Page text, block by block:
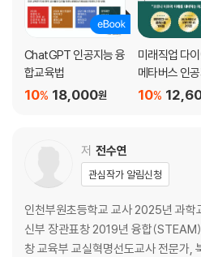
진로 상담
1. 진로 탐색
2. 챗GPT에 진로 상담하기
Ⅲ. 인공지능 활용 STEM 프로젝트 교육
미래를 대비하는 인공지능 활용 프로젝트
지식을 습득하고 활용하는 방식의 변화
1. 학습자 중심 교육
2. 프로젝트 학습
3. 캡스톤 디자인
4. STEM 캡스톤 디자인
ChatGPT 인공지능 융
합교육법
18,000원
10%
미래직업 다
메타버스 인
시대
10%
저 전수연
관심작가 알림신청
인천부원초등학교 교사 2025년 과학
신부 장관표창 2019년 융합
창 교육부 교실혁명선도교사 전문가,